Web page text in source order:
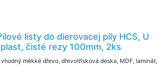
listy do dierovacej píly HCS, U
čisté rezy 100mm, 2ks
měkké dřevo, dřevotřísková deska, MDF, laminát,